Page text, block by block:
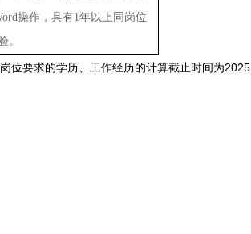
操作，具有1年以上同岗位
。
要求的学历、工作经历的计算截止时间为2025